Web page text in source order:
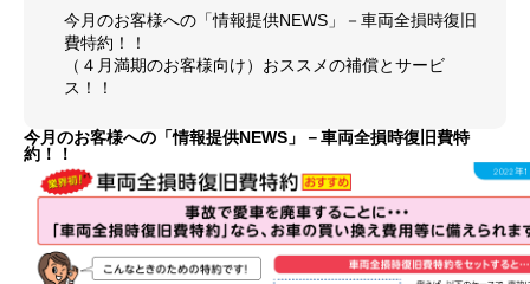
今月のお客様への「情報提供NEWS」－車両全損時復旧
費特約！！
（４月満期のお客様向け）おススメの補償とサービ
ス！！
今月のお客様への「情報提供NEWS」－車両全損時復旧費特
約！！